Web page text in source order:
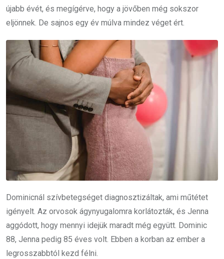
újabb évét, és megígérve, hogy a jövőben még sokszor
eljönnek. De sajnos egy év múlva mindez véget ért.
Dominicnál szívbetegséget diagnosztizáltak, ami műtétet
igényelt. Az orvosok ágynyugalomra korlátozták, és Jenna
aggódott, hogy mennyi idejük maradt még együtt. Dominic
88, Jenna pedig 85 éves volt. Ebben a korban az ember a
legrosszabbtól kezd félni.